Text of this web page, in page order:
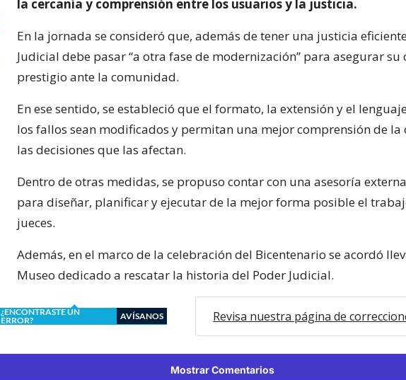
la cercanía y comprensión entre los usuarios y la justicia.
En la jornada se consideró que, además de tener una justicia
Judicial debe pasar “a otra fase de modernización” para asegurar su
prestigio ante la comunidad.
En ese sentido, se estableció que el formato, la extensión y el
los fallos sean modificados y permitan una mejor comprensión de
las decisiones que las afectan.
Dentro de otras medidas, se propuso contar con una asesoría
para diseñar, planificar y ejecutar de la mejor forma posible el
jueces.
Además, en el marco de la celebración del Bicentenario se acordó
Museo dedicado a rescatar la historia del Poder Judicial.
¿ENCONTRASTE UN
ERROR?
AVÍSANOS Revisa nuestra página de
Mostrar Comentarios